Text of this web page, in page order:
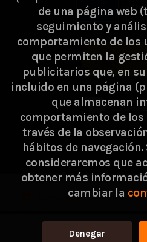
Consigue 0,90 €
2026 ©Passarella Store
Reservados |
de una página web
seguimiento y
comportamiento de los
que permiten la
publicitarios que, en
incluido en una página
que almacenan
comportamiento de
través de la
hábitos de
consideraremos que
obtener más
cambiar la
Denegar